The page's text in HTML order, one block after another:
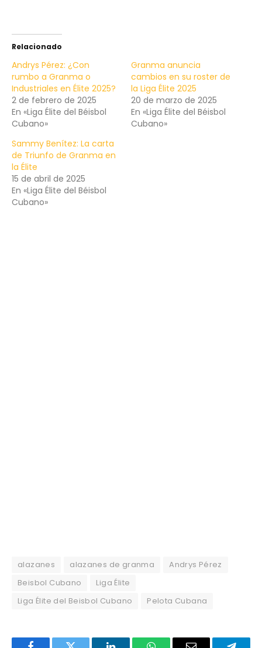
Relacionado
Andrys Pérez: ¿Con
rumbo a Granma o
Industriales en Élite 2025?
2 de febrero de 2025
En «Liga Élite del Béisbol
Cubano»
Granma anuncia
cambios en su roster de
la Liga Élite 2025
20 de marzo de 2025
En «Liga Élite del Béisbol
Cubano»
Sammy Benítez: La carta
de Triunfo de Granma en
la Élite
15 de abril de 2025
En «Liga Élite del Béisbol
Cubano»
alazanes alazanes de granma
Andrys Pérez
Beisbol Cubano
Liga Élite
Liga Élite del Beisbol Cubano
Pelota Cubana